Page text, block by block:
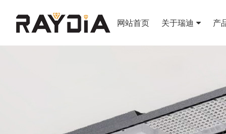
网站首页 关于瑞迪 产